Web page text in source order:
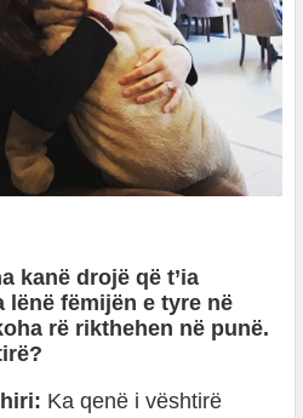
kanë drojë që t’ia
lënë fëmijën e tyre në
rë rikthehen në punë.
Ka qenë i vështirë